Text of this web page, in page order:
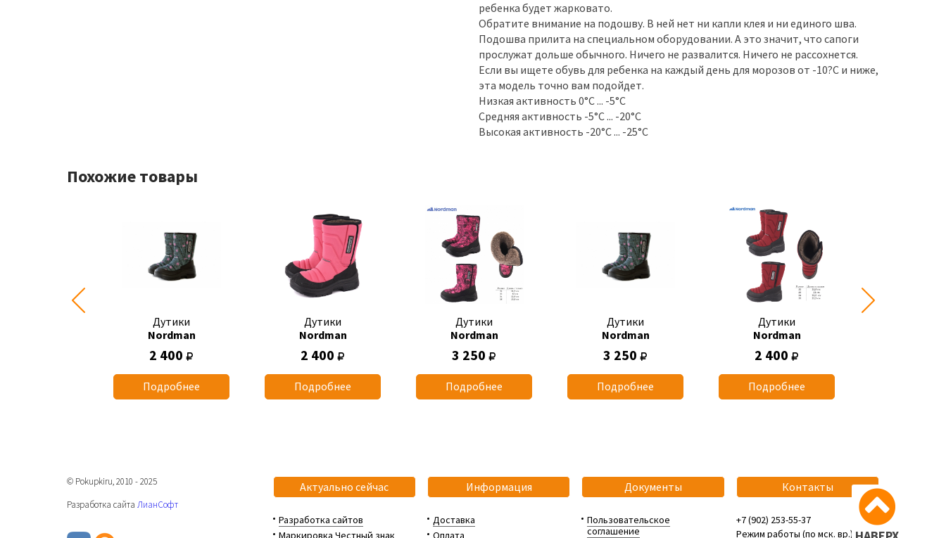
ребенка будет жарковато.
Обратите внимание на подошву. В ней нет ни капли клея и ни единого шва.
Подошва прилита на специальном оборудовании. А это значит, что сапоги
прослужат дольше обычного. Ничего не развалится. Ничего не рассохнется.
Если вы ищете обувь для ребенка на каждый день для морозов от -10?С и ниже,
эта модель точно вам подойдет.
Низкая активность 0°С ... -5°С
Средняя активность -5°С ... -20°С
Высокая активность -20°С ... -25°С
Похожие товары
Дутики
Nordman
2 400
Подробнее
Дутики
Nordman
2 400
Подробнее
Дутики
Nordman
3 250
Подробнее
Дутики
Nordman
3 250
Подробнее
Дутики
Nordman
2 400
Подробнее
Актуально сейчас
Разработка сайтов
Маркировка Честный знак
Информация
Доставка
Оплата
Документы
Пользовательское
соглашение
Контакты
+7 (902) 253-55-37
Режим работы (по мск. вр.):
© Pokupkiru, 2010 - 2025
Разработка сайта ЛианСофт